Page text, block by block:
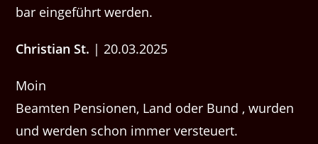
bar eingeführt werden.
Christian St. | 20.03.2025
Moin
Beamten Pensionen, Land oder Bund , wurden
und werden schon immer versteuert.